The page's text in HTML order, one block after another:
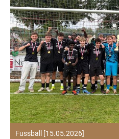
Fussball [15.05.2026]